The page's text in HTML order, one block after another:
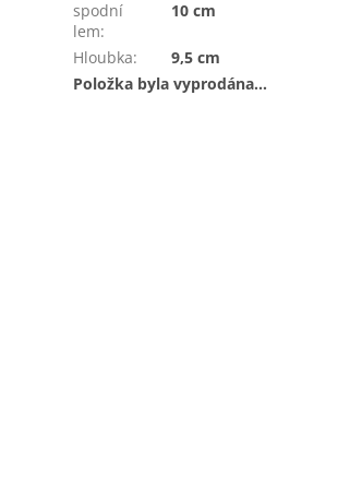
spodní
lem:
10 cm
Hloubka:
9,5 cm
Položka byla vyprodána…